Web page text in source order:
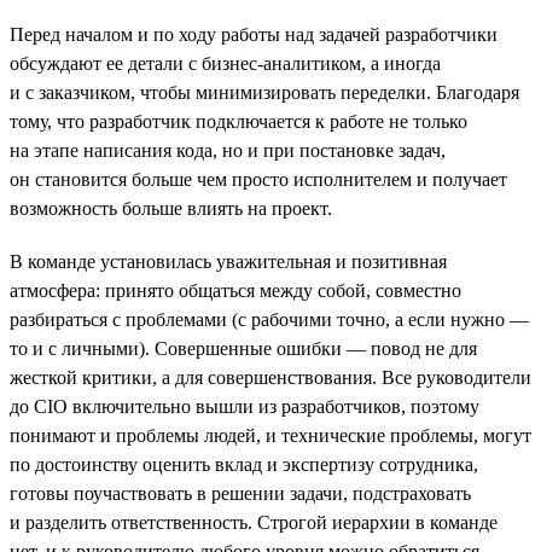
Перед началом и по ходу работы над задачей разработчики
обсуждают ее детали с бизнес-аналитиком, а иногда
и с заказчиком, чтобы минимизировать переделки. Благодаря
тому, что разработчик подключается к работе не только
на этапе написания кода, но и при постановке задач,
он становится больше чем просто исполнителем и получает
возможность больше влиять на проект.
В команде установилась уважительная и позитивная
атмосфера: принято общаться между собой, совместно
разбираться с проблемами (с рабочими точно, а если нужно —
то и с личными). Совершенные ошибки — повод не для
жесткой критики, а для совершенствования. Все руководители
до CIO включительно вышли из разработчиков, поэтому
понимают и проблемы людей, и технические проблемы, могут
по достоинству оценить вклад и экспертизу сотрудника,
готовы поучаствовать в решении задачи, подстраховать
и разделить ответственность. Строгой иерархии в команде